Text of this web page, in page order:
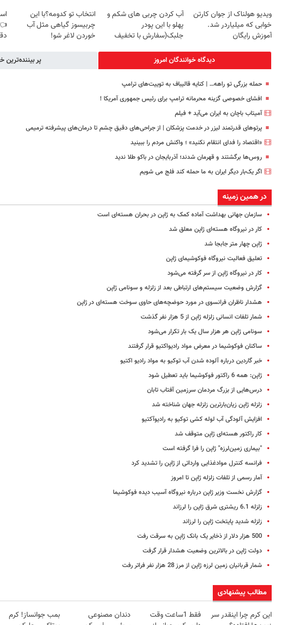
ویدیو هولناک از جوان کارتن
خوابی که میلیاردر شد.
آموزش رایگان
آب کردن چربی های شکم و
پهلو با این پودر
جلبک(سفارش با تخفیف
انتخاب تو کدومه؟با این
چربیسوز گیاهی مثل آب
خوردن لاغر شو!
دیدگاه خوانندگان امروز پر بیننده‌ترین
حمله بزرگی تو راهه… | کنایه قالیباف به توییت‌های ترامپ
افشای خصوصی گزینه محرمانه ترامپ برای رئیس جمهوری آمریکا !
آمیتاب باچان به ایران می‌آید + فیلم
پرتوهای قدرتمند لیزر در خدمت پزشکان | از جراحی‌های دقیق چشم تا درمان‌های پیشرفته ترمیمی
«اقتصاد را فدای انتقام نکنید» ؛ واکنش مردم را ببینید
روس‌ها برگشتند و قهرمان شدند؛ آذربایجان در باکو طلا ندید
اگر یک‌بار دیگر ایران به ما حمله کند فلج می شویم
در همین زمینه
سازمان جهانی بهداشت آماده کمک به ژاپن در بحران هسته‌ای است
کار در نیروگاه هسته‌ای ژاپن معلق شد
ژاپن چهار متر جابجا شد
تعلیق فعالیت نیروگاه فوکوشیمای ژاپن
کار در نیروگاه ژاپن از سر گرفته می‌شود
گزارش وضعیت سیستم‌های ارتباطی بعد از زلزله و سونامی ژاپن
هشدار ناظران فرانسوی در مورد حوضچه‌های حاوی سوخت هسته‌ای در ژاپن
شمار تلفات انسانی زلزله ژاپن از 5 هزار نفر گذشت
سونامی ژاپن هر هزار سال یک بار تکرار می‌شود
ساکنان فوکوشیما در معرض مواد رادیواکتیو قرار گرفتند
خبر گاردین درباره آلوده شدن آب توکیو به مواد رادیو اکتیو
ژاپن: همه 6 راکتور فوکوشیما باید تعطیل شود
درس‌هایی از بزرگ مردمان سرزمین آفتاب تابان
زلزله ژاپن زیان‌بارترین زلزله جهان شناخته شد
افزایش آلودگی آب لوله کشی توکیو به رادیوآکتیو
کار راکتور هسته‌ای ژاپن متوقف شد
"بیماری زمین‌لرزه" ژاپن را فرا گرفته است
فرانسه کنترل موادغذایی وارداتی از ژاپن را تشدید کرد
آمار رسمی از تلفات زلزله ژاپن تا امروز
گزارش نخست وزیر ژاپن درباره نیروگاه آسیب دیده فوکوشیما
زلزله ‌6.1 ریشتری شرق ژاپن را لرزاند
زلزله شدید پایتخت ژاپن را لرزاند
500 هزار دلار از ذخایر یک بانک ژاپن به سرقت رفت
دولت ژاپن در بالاترین وضعیت هشدار قرار گرفت
شمار قربانیان زمین لرزه ژاپن از مرز 28 هزار نفر فراتر رفت
مطالب پیشنهادی
این کرم چرا اینقدر سر
فقط 1ساعت وقت
دندان مصنوعی
بمب جوانساز! کرم